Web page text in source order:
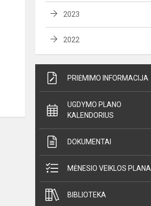
2023
2022
PRIĖMIMO INFORMACIJA
UGDYMO PLANO
KALENDORIUS
DOKUMENTAI
MĖNESIO VEIKLOS
BIBLIOTEKA